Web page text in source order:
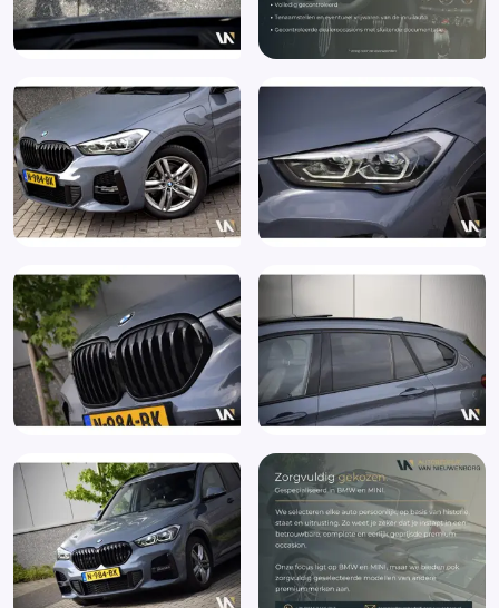
Keyless start
LED dagrijverlichting
LED koplampen
LED koplampen (5A2)
LED koplampen en LED achterlichten (5A2)
LED mistlampen
Lichtmetalen velgen 18"
Live Cockpit Plus (6U2)
M Aerodynamica
Middenarmsteun voor 3 serie (473)
M Sportpakket
Multifunctioneel stuurwiel (249)
Multimedia-voorbereiding
Navigatiesysteem full map
Oplaadmogelijkheid
Park Distance Control achter (507)
Park Distance Control voor/achter (PDC) (508)